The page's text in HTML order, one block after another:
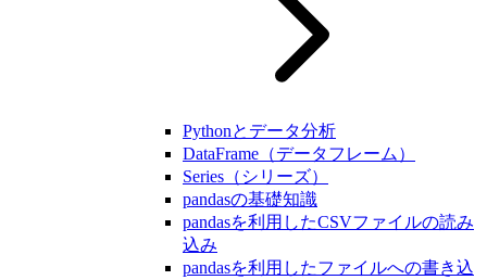
Pythonとデータ分析
DataFrame（データフレーム）
Series（シリーズ）
pandasの基礎知識
pandasを利用したCSVファイルの読み
込み
pandasを利用したファイルへの書き込